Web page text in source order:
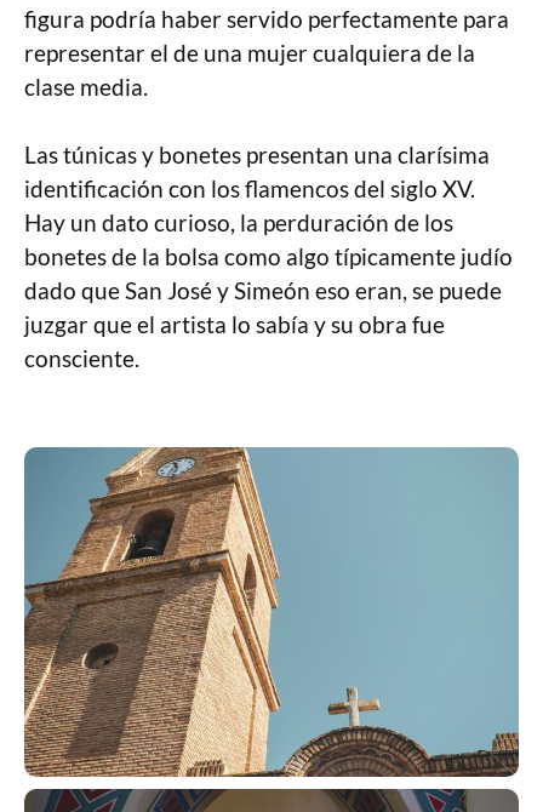
figura podría haber servido perfectamente para
representar el de una mujer cualquiera de la
clase media.
Las túnicas y bonetes presentan una clarísima
identificación con los flamencos del siglo XV.
Hay un dato curioso, la perduración de los
bonetes de la bolsa como algo típicamente judío
dado que San José y Simeón eso eran, se puede
juzgar que el artista lo sabía y su obra fue
consciente.